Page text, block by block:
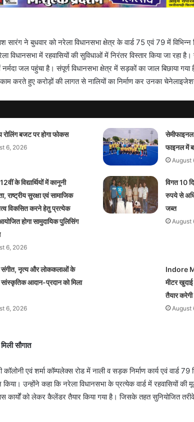
सारंग ने बुधवार को नरेला विधानसभा क्षेत्र के वार्ड 75 एवं 79 में
विधानसभा में रहवासियों की सुविधाओं में निरंतर विस्तार किया जा रहा
जल पहुंचा है। संपूर्ण विधानसभा क्षेत्र में सड़कों का जाल बिछाया
करते हुए करोड़ों की लागत से नालियों का निर्माण कर उनका
रोलिंग बजट पर होगा फोकस
6, 2026
फाइनल में
August
के विद्यार्थियों में कानूनी
राष्ट्रीय सुरक्षा एवं सामाजिक
विकसित करने हेतु प्रत्येक
होगा सामुदायिक पुलिसिंग
6, 2026
विगत 10
रुपये से
जब्त
August
संगीत, नृत्य और लोककलाओं के
आदान-प्रदान को मिला
6, 2026
Indore
मीटर
तैयार
August
सौगात
कॉलोनी एवं शर्मा कॉम्पलेक्स रोड में नाली व सड़क निर्माण कार्य एवं वार्ड
किया। उन्होंने कहा कि नरेला विधानसभा के प्रत्येक वार्ड में
को लेकर कैलेंडर तैयार किया गया है। जिसके तहत सुनियोजित